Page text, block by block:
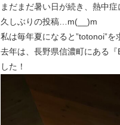
まだまだ暑い日が続き、熱中
久しぶりの投稿…m(__)m
私は毎年夏になると”totonoi”
去年は、長野県信濃町にある
した！